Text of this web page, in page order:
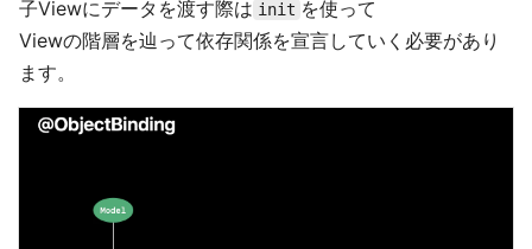
子Viewにデータを渡す際は init を使って
Viewの階層を辿って依存関係を宣言していく必要があり
ます。